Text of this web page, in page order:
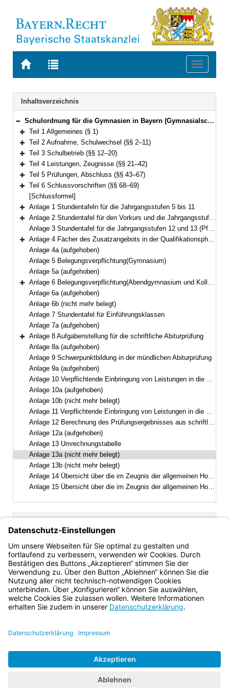
Zur
BAYERN.RECHT
Zur
letzten
Suche
Toggle
Navigation
Inhaltsverzeichnis
Bereich reduzieren
Schulordnung für die Gymnasien in Bayern (Gymnasialschulordnung – GSO) Vom 23. Januar 2007 (GVBl. S. 68) BayRS 2235-1-1-1-K (§§ 1–69)
Bereich erweitern
Teil 1 Allgemeines (§ 1)
Bereich erweitern
Teil 2 Aufnahme, Schulwechsel (§§ 2–11)
Bereich erweitern
Teil 3 Schulbetrieb (§§ 12–20)
Bereich erweitern
Teil 4 Leistungen, Zeugnisse (§§ 21–42)
Bereich erweitern
Teil 5 Prüfungen, Abschluss (§§ 43–67)
Bereich erweitern
Teil 6 Schlussvorschriften (§§ 68–69)
[Schlussformel]
Bereich erweitern
Anlage 1 Stundentafeln für die Jahrgangsstufen 5 bis 11
Bereich erweitern
Anlage 2 Stundentafel für den Vorkurs und die Jahrgangsstufe I
Anlage 3 Stundentafel für die Jahrgangsstufen 12 und 13 (Pflicht- und Wahlpflichtbereich)
Bereich erweitern
Anlage 4 Fächer des Zusatzangebots in der Qualifikationsphase
Anlage 4a (aufgehoben)
Anlage 5 Belegungsverpflichtung(Gymnasium)
Anlage 5a (aufgehoben)
Bereich erweitern
Anlage 6 Belegungsverpflichtung(Abendgymnasium und Kolleg)
Anlage 6a (aufgehoben)
Anlage 6b (nicht mehr belegt)
Anlage 7 Stundentafel für Einführungsklassen
Anlage 7a (aufgehoben)
Bereich erweitern
Anlage 8 Aufgabenstellung für die schriftliche Abiturprüfung
Anlage 8a (aufgehoben)
Anlage 9 Schwerpunktbildung in der mündlichen Abiturprüfung
Anlage 9a (aufgehoben)
Anlage 10 Verpflichtende Einbringung von Leistungen in die Gesamtqualifikation(Gymnasium und Kolleg)
Anlage 10a (aufgehoben)
Anlage 10b (nicht mehr belegt)
Anlage 11 Verpflichtende Einbringung von Leistungen in die Gesamtqualifikation(Abendgymnasium)
Anlage 12 Berechnung des Prüfungsergebnisses aus schriftlicher Prüfung und mündlicher Zusatzprüfung
Anlage 12a (aufgehoben)
Anlage 13 Umrechnungstabelle
Anlage 13a (nicht mehr belegt)
Anlage 13b (nicht mehr belegt)
Anlage 14 Übersicht über die im Zeugnis der allgemeinen Hochschulreife für andere Bewerberinnen und Bewerber erreichbare Höchstzahl von Punkten
Anlage 15 Übersicht über die im Zeugnis der allgemeinen Hochschulreife für andere Bewerberinnen und Bewerber für Schülerinnen und Schüler staatlich genehmigter Ersatzschulen erreichbare Höchstzahl von Punkten, wenn von der Ersetzungsmöglichkeit nach § 64 Abs. 2 Gebrauch gemacht wird
Inhalt
Text gilt ab: 01.08.2026
Anlage 13a (nicht mehr belegt)
Bayern.de
BayernPortal
Impressum